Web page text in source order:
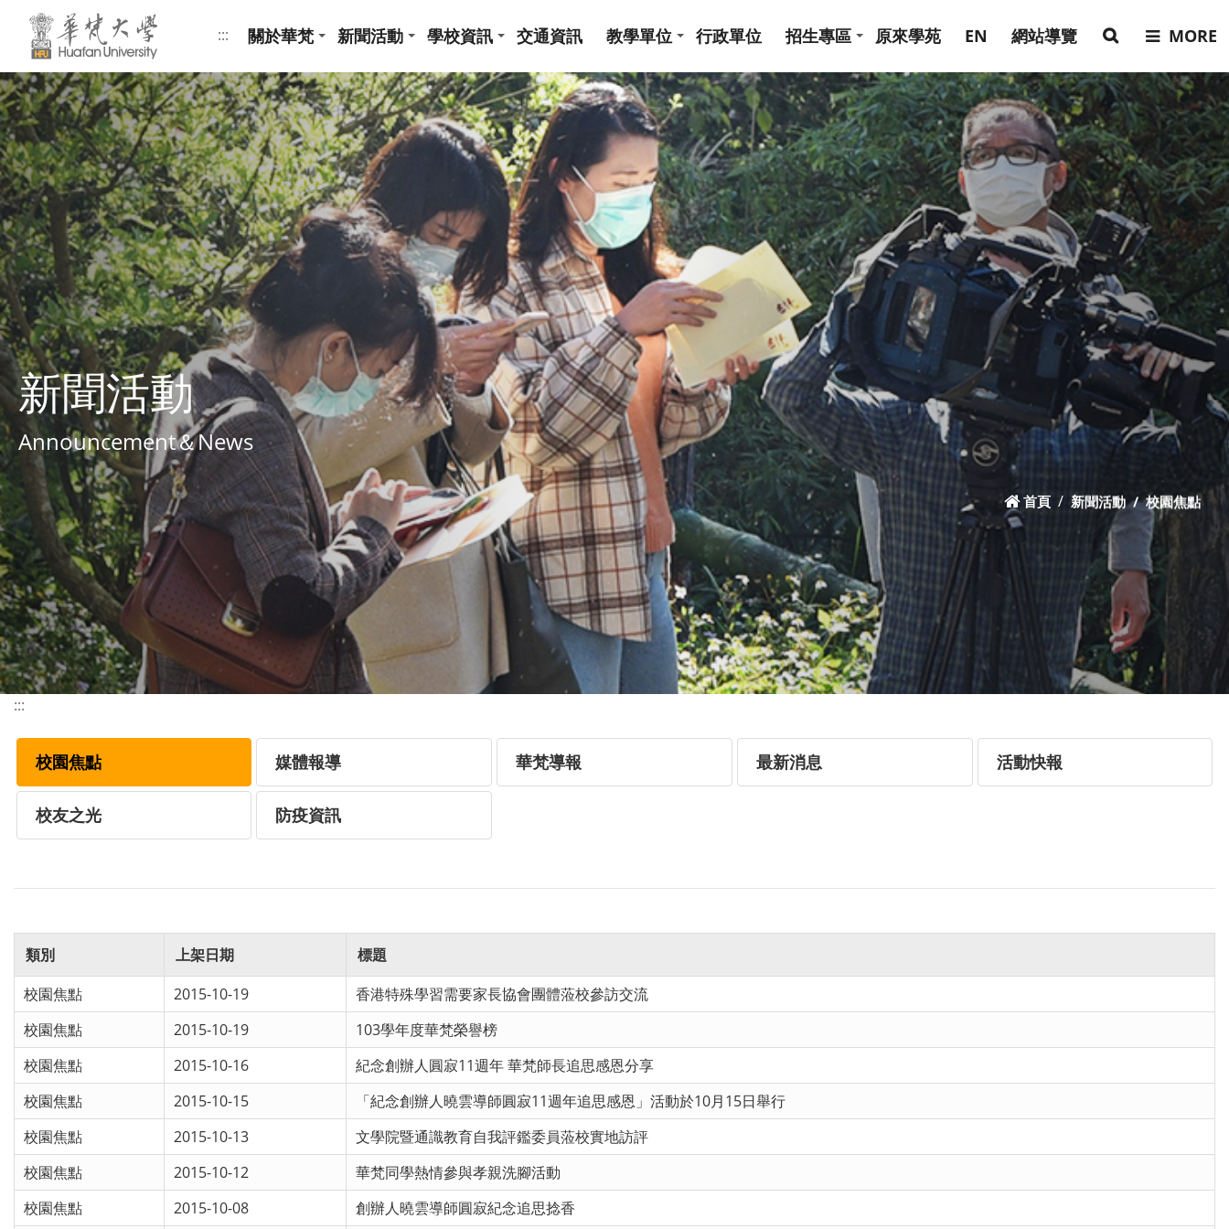
跳到頁面主要內容區
:::
關於華梵 新聞活動 學校資訊 交通資訊 教學單位 行政單位 招生專區 原來學苑 EN 網站導覽 MORE
新聞活動
Announcement＆News
首頁 新聞活動 校園焦點
:::
校園焦點 媒體報導 華梵導報 最新消息 活動快報
校友之光 防疫資訊
類別 上架日期
標題
校園焦點
2015-10-19
香港特殊學習需要家長協會團體蒞校參訪交流
校園焦點
2015-10-19
103學年度華梵榮譽榜
校園焦點
2015-10-16
紀念創辦人圓寂11週年 華梵師長追思感恩分享
校園焦點
2015-10-15
「紀念創辦人曉雲導師圓寂11週年追思感恩」活動於10月15日舉行
校園焦點
2015-10-13
文學院暨通識教育自我評鑑委員蒞校實地訪評
校園焦點
2015-10-12
華梵同學熱情參與孝親洗腳活動
校園焦點
2015-10-08
創辦人曉雲導師圓寂紀念追思捻香